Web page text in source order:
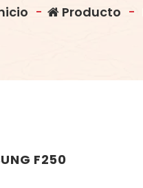
- Producto -
F250